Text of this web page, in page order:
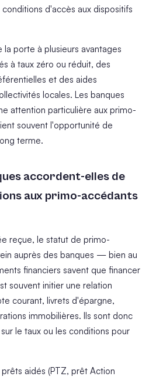
d'accès aux dispositifs
porte à plusieurs avantages
à taux zéro ou réduit, des
et des aides
locales. Les banques
attention particulière aux primo-
souvent l'opportunité de
terme.
accordent-elles de
aux primo-accédants
reçue, le statut de primo-
auprès des banques — bien au
financiers savent que financer
souvent initier une relation
courant, livrets d'épargne,
immobilières. Ils sont donc
le taux ou les conditions pour
aidés (PTZ, prêt Action